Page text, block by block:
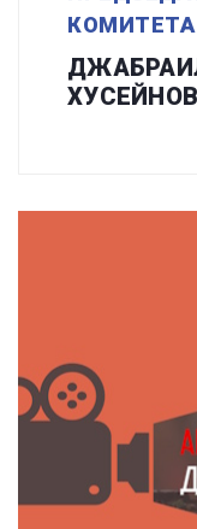
КОМИТЕТА